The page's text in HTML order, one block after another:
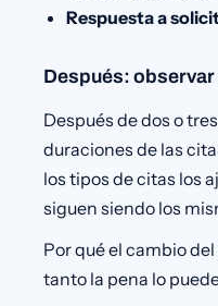
Respuesta a
Después: observar
Después de dos o
duraciones de las
los tipos de citas los
siguen siendo los
Por qué el cambio
tanto la pena lo